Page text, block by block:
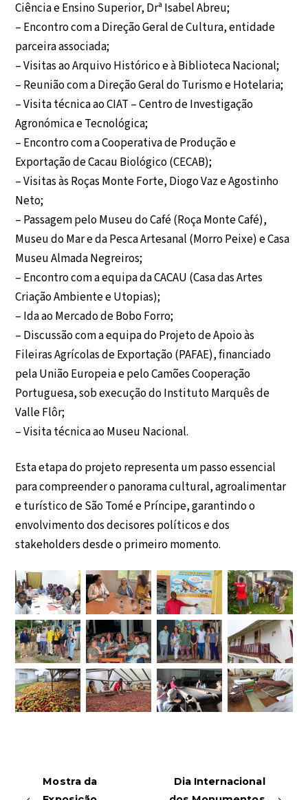
Ciência e Ensino Superior, Drª Isabel Abreu;
– Encontro com a Direção Geral de Cultura, entidade
parceira associada;
– Visitas ao Arquivo Histórico e à Biblioteca Nacional;
– Reunião com a Direção Geral do Turismo e Hotelaria;
– Visita técnica ao CIAT – Centro de Investigação
Agronómica e Tecnológica;
– Encontro com a Cooperativa de Produção e
Exportação de Cacau Biológico (CECAB);
– Visitas às Roças Monte Forte, Diogo Vaz e Agostinho
Neto;
– Passagem pelo Museu do Café (Roça Monte Café),
Museu do Mar e da Pesca Artesanal (Morro Peixe) e Casa
Museu Almada Negreiros;
– Encontro com a equipa da CACAU (Casa das Artes
Criação Ambiente e Utopias);
– Ida ao Mercado de Bobo Forro;
– Discussão com a equipa do Projeto de Apoio às
Fileiras Agrícolas de Exportação (PAFAE), financiado
pela União Europeia e pelo Camões Cooperação
Portuguesa, sob execução do Instituto Marquês de
Valle Flôr;
– Visita técnica ao Museu Nacional.
Esta etapa do projeto representa um passo essencial
para compreender o panorama cultural, agroalimentar
e turístico de São Tomé e Príncipe, garantindo o
envolvimento dos decisores políticos e dos
stakeholders desde o primeiro momento.
Mostra da
Dia Internacional